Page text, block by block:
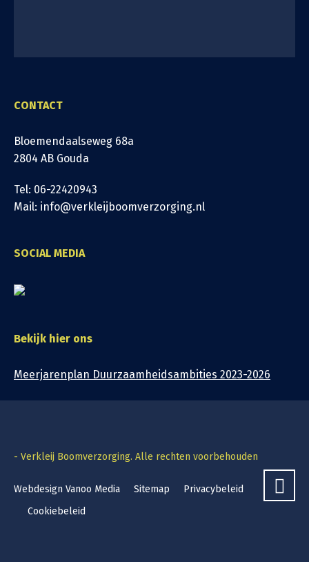
CONTACT
Bloemendaalseweg 68a
2804 AB Gouda
Tel: 06-22420943
Mail: info@verkleijboomverzorging.nl
SOCIAL MEDIA
Bekijk hier ons
Meerjarenplan Duurzaamheidsambities 2023-2026
- Verkleij Boomverzorging. Alle rechten voorbehouden
Webdesign Vanoo Media Sitemap
Privacybeleid
Cookiebeleid